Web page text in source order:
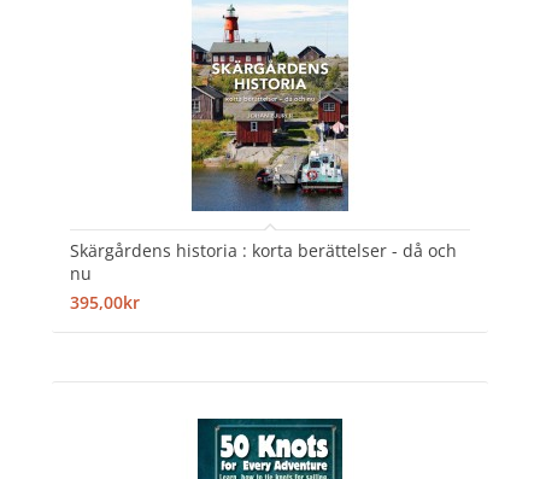
Skärgårdens historia : korta berättelser - då och
nu
395,00kr